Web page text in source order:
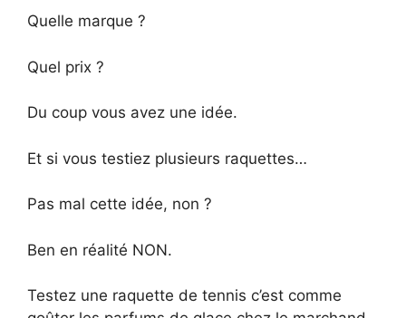
Quelle marque ?
Quel prix ?
Du coup vous avez une idée.
Et si vous testiez plusieurs raquettes…
Pas mal cette idée, non ?
Ben en réalité NON.
Testez une raquette de tennis c’est comme